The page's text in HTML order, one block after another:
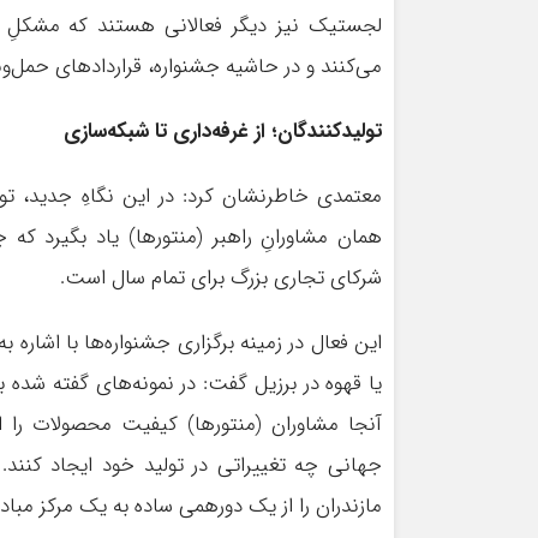
لجستیک نیز دیگر فعالانی هستند که
می‌کنند و در حاشیه جشنواره، قراردادهای
تولیدکنندگان؛ از غرفه‌داری تا شبکه‌سازی
معتمدی خاطرنشان کرد: در این نگاهِ جدید،
همان مشاورانِ راهبر (منتورها) یاد بگیرد
شرکای تجاری بزرگ برای تمام سال است.
این فعال در زمینه برگزاری جشنواره‌ها با
یا قهوه در برزیل گفت: در نمونه‌های گفته
آنجا مشاوران (منتورها) کیفیت محصولات را
جهانی چه تغییراتی در تولید خود ایجاد
مازندران را از یک دورهمی ساده به یک مرکز